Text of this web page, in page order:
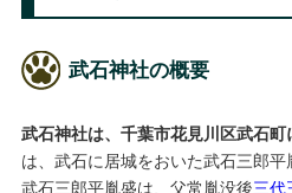
武石神社の概要
武石神社は、千葉市花見川区武石町
は、武石に居城をおいた武石三郎平
武石三郎平胤盛は、父常胤没後三代